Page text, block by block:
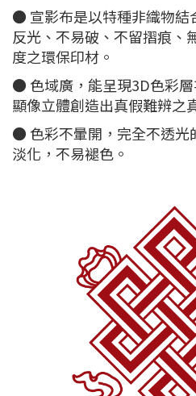
● 宣影布是以特種非織物結
反光、不易破、不留摺痕、
度之環保印材。
● 色域廣，能呈現3D色彩層
顯像立體創造出真假難辨之
● 色彩不暈開，完全不透光
淡化，不易褪色。